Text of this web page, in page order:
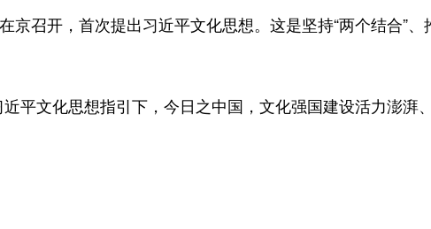
召开，首次提出习近平文化思想。这是坚持“两个结合”
文化思想指引下，今日之中国，文化强国建设活力澎湃